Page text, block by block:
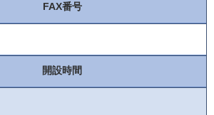
FAX番号
開設時間